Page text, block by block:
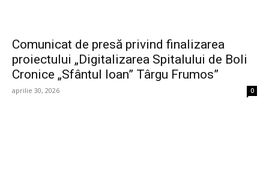
Comunicat de presă privind finalizarea
proiectului „Digitalizarea Spitalului de Boli
Cronice „Sfântul Ioan” Târgu Frumos”
aprilie 30, 2026 0